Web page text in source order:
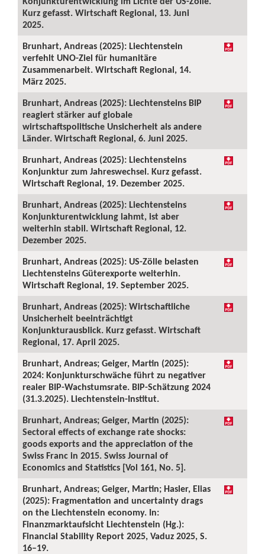
Kurz gefasst. Wirtschaft Regional, 13. Juni
2025.
Brunhart, Andreas (2025): Liechtenstein
verfehlt UNO-Ziel für humanitäre
Zusammenarbeit. Wirtschaft Regional, 14.
März 2025.
Brunhart, Andreas (2025): Liechtensteins BIP
reagiert stärker auf globale
wirtschaftspolitische Unsicherheit als andere
Länder. Wirtschaft Regional, 6. Juni 2025.
Brunhart, Andreas (2025): Liechtensteins
Konjunktur zum Jahreswechsel. Kurz gefasst.
Wirtschaft Regional, 19. Dezember 2025.
Brunhart, Andreas (2025): Liechtensteins
Konjunkturentwicklung lahmt, ist aber
weiterhin stabil. Wirtschaft Regional, 12.
Dezember 2025.
Brunhart, Andreas (2025): US-Zölle belasten
Liechtensteins Güterexporte weiterhin.
Wirtschaft Regional, 19. September 2025.
Brunhart, Andreas (2025): Wirtschaftliche
Unsicherheit beeinträchtigt
Konjunkturausblick. Kurz gefasst. Wirtschaft
Regional, 17. April 2025.
Brunhart, Andreas; Geiger, Martin (2025):
2024: Konjunkturschwäche führt zu negativer
realer BIP-Wachstumsrate. BIP-Schätzung 2024
(31.3.2025). Liechtenstein-Institut.
Brunhart, Andreas; Geiger, Martin (2025):
Sectoral effects of exchange rate shocks:
goods exports and the appreciation of the
Swiss Franc in 2015. Swiss Journal of
Economics and Statistics [Vol 161, No. 5].
Brunhart, Andreas; Geiger, Martin; Hasler, Elias
(2025): Fragmentation and uncertainty drags
on the Liechtenstein economy. In:
Finanzmarktaufsicht Liechtenstein (Hg.):
Financial Stability Report 2025, Vaduz 2025, S.
16–19.